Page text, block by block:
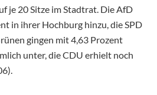
je 20 Sitze im Stadtrat. Die AfD
in ihrer Hochburg hinzu, die SPD
gingen mit 4,63 Prozent
unter, die CDU erhielt noch